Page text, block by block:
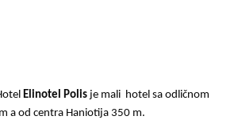
Elinotel Polis je mali hotel sa odličnom
a od centra Haniotija 350 m.